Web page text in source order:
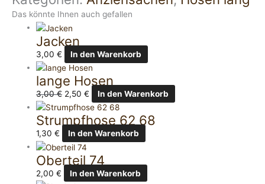
Das könnte Ihnen auch gefallen
Jacken
3,00€ In den Warenkorb
lange Hosen
3,00€ 2,50€ In den Warenkorb
Strumpfhose 62 68
1,30€ In den Warenkorb
Oberteil 74
2,00€ In den Warenkorb